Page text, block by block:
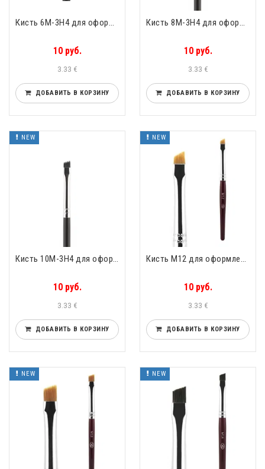
10 руб.
3.33 €
ДОБАВИТЬ В КОРЗИНУ
10 руб.
3.33 €
ДОБАВИТЬ В КОРЗИНУ
NEW
10 руб.
3.33 €
ДОБАВИТЬ В КОРЗИНУ
NEW
10 руб.
3.33 €
ДОБАВИТЬ В КОРЗИНУ
NEW NEW